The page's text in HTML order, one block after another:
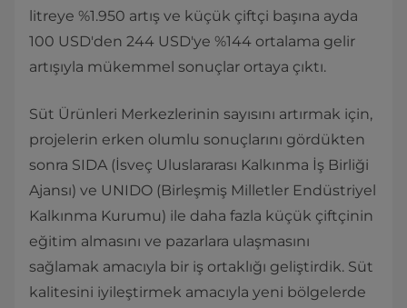
litreye %1.950 artış ve küçük çiftçi başına ayda
100 USD'den 244 USD'ye %144 ortalama gelir
artışıyla mükemmel sonuçlar ortaya çıktı.
Süt Ürünleri Merkezlerinin sayısını artırmak için,
projelerin erken olumlu sonuçlarını gördükten
sonra SIDA (İsveç Uluslararası Kalkınma İş Birliği
Ajansı) ve UNIDO (Birleşmiş Milletler Endüstriyel
Kalkınma Kurumu) ile daha fazla küçük çiftçinin
eğitim almasını ve pazarlara ulaşmasını
sağlamak amacıyla bir iş ortaklığı geliştirdik. Süt
kalitesini iyileştirmek amacıyla yeni bölgelerde